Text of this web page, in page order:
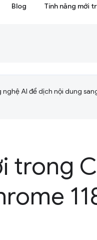
Blog Tính năng mới
AI để dịch nội dung
trong